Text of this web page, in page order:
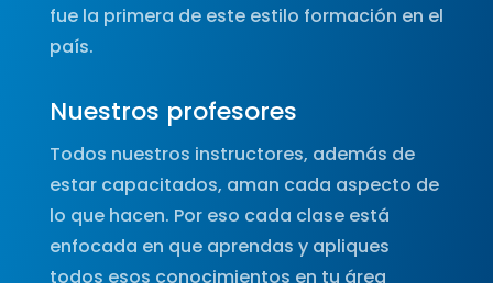
fue la primera de este estilo formación en el
país.
Nuestros profesores
Todos nuestros instructores, además de
estar capacitados, aman cada aspecto de
lo que hacen. Por eso cada clase está
enfocada en que aprendas y apliques
todos esos conocimientos en tu área